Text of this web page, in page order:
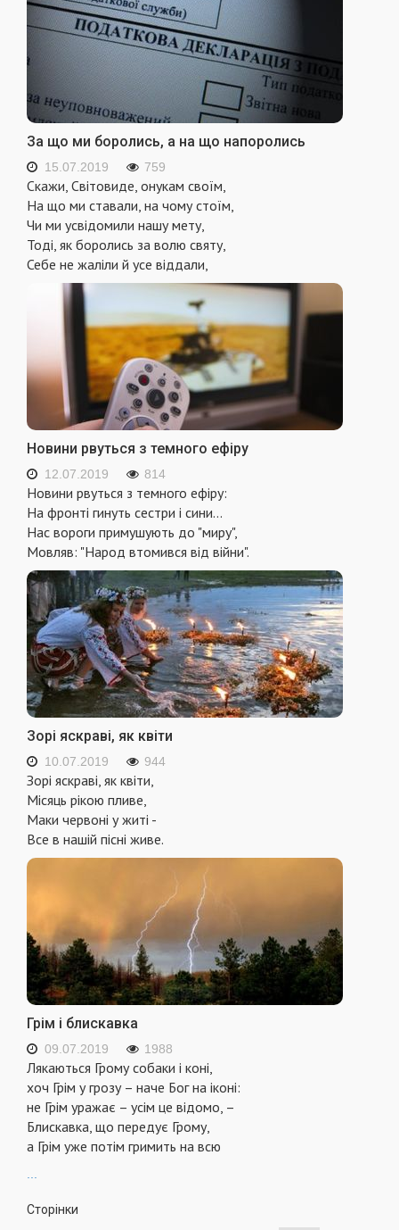
За що ми боролись, а на що напоролись
15.07.2019 759
Скажи, Світовиде, онукам своїм,
На що ми ставали, на чому стоїм,
Чи ми усвідомили нашу мету,
Тоді, як боролись за волю святу,
Себе не жаліли й усе віддали,
Новини рвуться з темного ефіру
12.07.2019 814
Новини рвуться з темного ефіру:
На фронті гинуть сестри і сини...
Нас вороги примушують до "миру",
Мовляв: "Народ втомився від війни".
Зорі яскраві, як квіти
10.07.2019 944
Зорі яскраві, як квіти,
Місяць рікою пливе,
Маки червоні у житі -
Все в нашій пісні живе.
Грім і блискавка
09.07.2019 1988
Лякаються Грому собаки і коні,
хоч Грім у грозу – наче Бог на іконі:
не Грім уражає – усім це відомо, –
Блискавка, що передує Грому,
а Грім уже потім гримить на всю
...
Сторінки